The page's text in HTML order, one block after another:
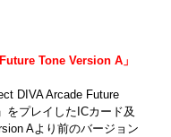
Tone Version A」
DIVA Arcade Future
をプレイしたICカード及
Aより前のバージョン